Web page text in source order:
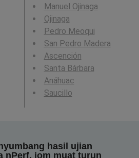
Manuel Ojinaga
Ojinaga
Pedro Meoqui
San Pedro Madera
Ascención
Santa Bárbara
Anáhuac
Saucillo
hasil ujian
nPerf, jom muat turun